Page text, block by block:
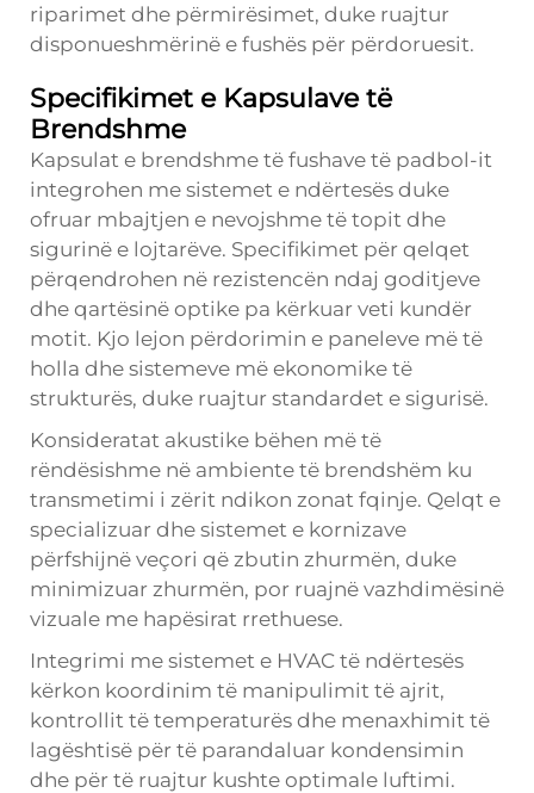
riparimet dhe përmirësimet, duke ruajtur
disponueshmërinë e fushës për përdoruesit.
Specifikimet e Kapsulave të
Brendshme
Kapsulat e brendshme të fushave të padbol-it
integrohen me sistemet e ndërtesës duke
ofruar mbajtjen e nevojshme të topit dhe
sigurinë e lojtarëve. Specifikimet për qelqet
përqendrohen në rezistencën ndaj goditjeve
dhe qartësinë optike pa kërkuar veti kundër
motit. Kjo lejon përdorimin e paneleve më të
holla dhe sistemeve më ekonomike të
strukturës, duke ruajtur standardet e sigurisë.
Konsideratat akustike bëhen më të
rëndësishme në ambiente të brendshëm ku
transmetimi i zërit ndikon zonat fqinje. Qelqt e
specializuar dhe sistemet e kornizave
përfshijnë veçori që zbutin zhurmën, duke
minimizuar zhurmën, por ruajnë vazhdimësinë
vizuale me hapësirat rrethuese.
Integrimi me sistemet e HVAC të ndërtesës
kërkon koordinim të manipulimit të ajrit,
kontrollit të temperaturës dhe menaxhimit të
lagështisë për të parandaluar kondensimin
dhe për të ruajtur kushte optimale luftimi.